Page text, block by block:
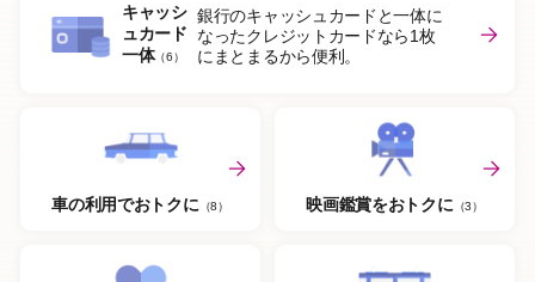
キャッシ
ュカード
一体（6）
銀行のキャッシュカードと一体に
なったクレジットカードなら1枚
にまとまるから便利。
車の利用でおトクに （8） 映画鑑賞をおトクに （3）